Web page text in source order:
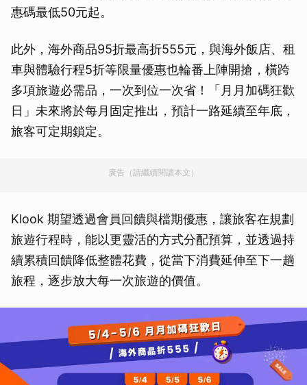
惠碼最低50元起。
此外，海外商品95折最高折555元，與海外飯店、租
車與體驗行程5折等限量優惠也輪番上陣開搶，橫跨
多項旅遊必需品，一次到位一次省！「月月加碼狂歡
日」未來將於每月固定推出，預計一路延續至年底，
旅客可定期鎖定。
廣告（請繼續閱讀本文）
Klook 期望透過會員回饋與檔期優惠，讓旅客在規劃
旅遊行程時，能以更靈活的方式分配預算，並透過持
續累積回饋降低整體花費，從當下消費延伸至下一趟
旅程，逐步放大每一次旅遊的價值。